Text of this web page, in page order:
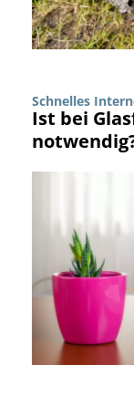
Schnelles
Ist bei